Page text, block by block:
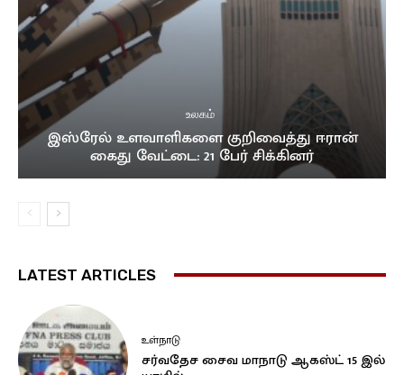
உலகம்
இஸ்ரேல் உளவாளிகளை குறிவைத்து ஈரான்
கைது வேட்டை: 21 பேர் சிக்கினர்
LATEST ARTICLES
உள்நாடு
சர்வதேச சைவ மாநாடு ஆகஸ்ட் 15 இல்